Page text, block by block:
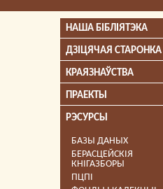
НАША БІБЛІЯТЭКА
ДЗІЦЯЧАЯ СТАРОНКА
КРАЯЗНАЎСТВА
ПРАЕКТЫ
РЭСУРСЫ
БАЗЫ ДАНЫХ
БЕРАСЦЕЙСКІЯ
КНІГАЗБОРЫ
ПЦПІ